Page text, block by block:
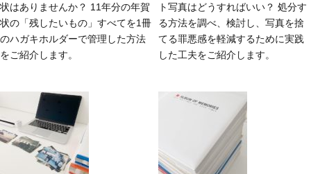
状はありませんか？ 11年分の年賀
状の「残したいもの」すべてを1冊
のハガキホルダーで管理した方法
をご紹介します。
ト写真はどうすればいい？ 処分す
る方法を調べ、検討し、写真を捨
てる罪悪感を軽減するために実践
した工夫をご紹介します。